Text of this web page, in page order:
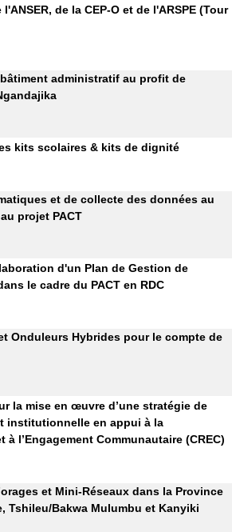
de la CEP-O et de l'ARSPE (Tour
administratif au profit de
kits scolaires & kits de dignité
et de collecte des données au
projet PACT
d'un Plan de Gestion de
le cadre du PACT en RDC
Onduleurs Hybrides pour le compte de
la mise en œuvre d’une stratégie de
institutionnelle en appui à la
l’Engagement Communautaire (CREC)
et Mini-Réseaux dans la Province
Tshileu/Bakwa Mulumbu et Kanyiki